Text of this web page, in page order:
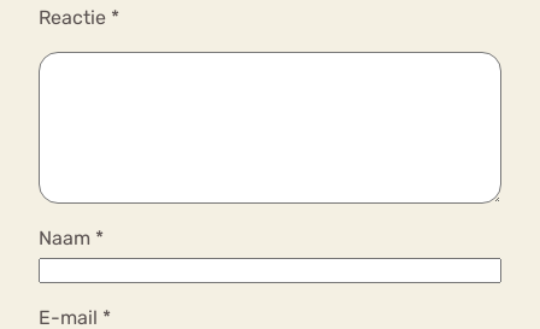
Reactie *
Naam *
E-mail *